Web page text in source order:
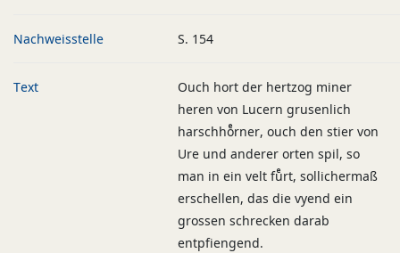
Nachweisstelle S. 154
Text
Ouch hort der hertzog miner
heren von Lucern grusenlich
harschhoͤrner, ouch den stier von
Ure und anderer orten spil, so
man in ein velt fuͤrt, sollichermaß
erschellen, das die vyend ein
grossen schrecken darab
entpfiengend.